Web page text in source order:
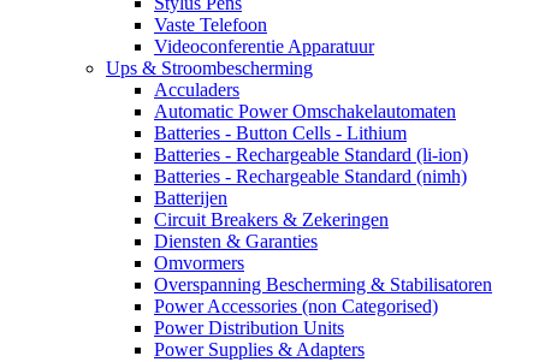
Vaste Telefoon
Videoconferentie Apparatuur
Ups & Stroombescherming
Acculaders
Automatic Power Omschakelautomaten
Batteries - Button Cells - Lithium
Batteries - Rechargeable Standard (li-ion)
Batteries - Rechargeable Standard (nimh)
Batterijen
Circuit Breakers & Zekeringen
Diensten & Garanties
Omvormers
Overspanning Bescherming & Stabilisatoren
Power Accessories (non Categorised)
Power Distribution Units
Power Supplies & Adapters